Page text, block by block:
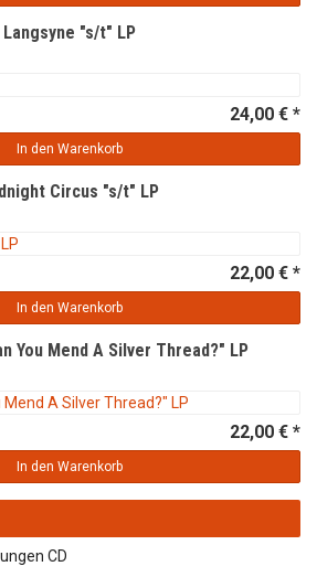
Langsyne "s/t" LP
24,00 € *
In den Warenkorb
Circus "s/t" LP
22,00 € *
In den Warenkorb
You Mend A Silver Thread?" LP
22,00 € *
In den Warenkorb
CD